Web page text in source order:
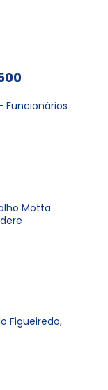
Funcionários
Motta
Figueiredo,